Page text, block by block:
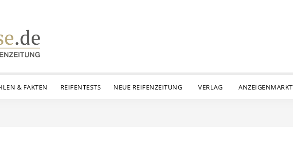
& FAKTEN REIFENTESTS NEUE REIFENZEITUNG VERLAG ANZEIGENMARKT